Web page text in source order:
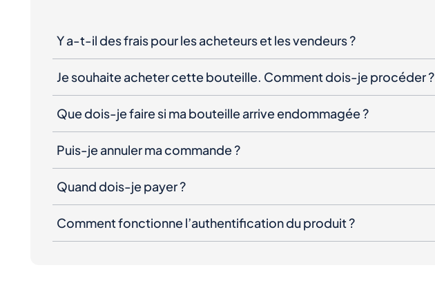
Y a-t-il des frais pour les acheteurs et les vendeurs ?
Je souhaite acheter cette bouteille. Comment dois-je procéder ?
Que dois-je faire si ma bouteille arrive endommagée ?
Puis-je annuler ma commande ?
Quand dois-je payer ?
Comment fonctionne l’authentification du produit ?